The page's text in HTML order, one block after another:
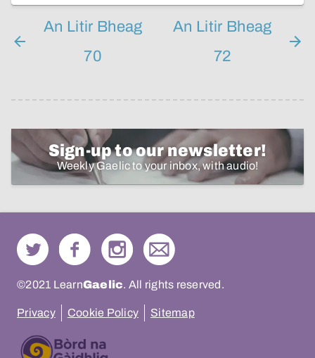
An Litir Bheag
70
An Litir Bheag
72
Sign-up to our newsletter!
Weekly Gaelic to your inbox, with audio!
©2021 LearnGaelic. All rights reserved.
Privacy Cookie Policy Sitemap